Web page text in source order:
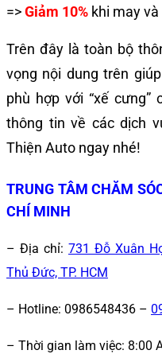
=>Giảm 10% khi may
Trên đây là toàn bộ
vọng nội dung trên
phù hợp với “xế
thông tin về các dịch
Thiện Auto ngay nhé!
TRUNG TÂM CHĂM
CHÍ MINH
– Địa chỉ: 731 Đỗ Xuân
Thủ Đức, TP. HCM
– Hotline: 0986548436 –
– Thời gian làm việc: 8:00